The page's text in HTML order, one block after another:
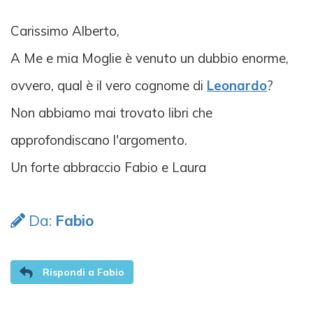
Carissimo Alberto,
A Me e mia Moglie è venuto un dubbio enorme,
ovvero, qual è il vero cognome di Leonardo?
Non abbiamo mai trovato libri che
approfondiscano l'argomento.
Un forte abbraccio Fabio e Laura
Da: Fabio
Rispondi a Fabio